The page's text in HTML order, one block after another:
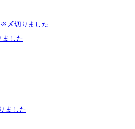
※〆切りました
ました
ました